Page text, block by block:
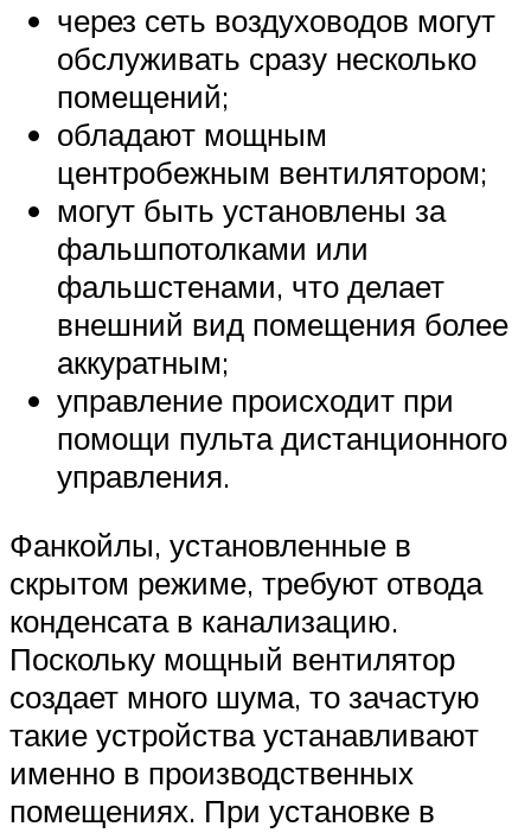
через сеть воздуховодов могут
обслуживать сразу несколько
помещений;
обладают мощным
центробежным вентилятором;
могут быть установлены за
фальшпотолками или
фальшстенами, что делает
внешний вид помещения более
аккуратным;
управление происходит при
помощи пульта дистанционного
управления.
Фанкойлы, установленные в
скрытом режиме, требуют отвода
конденсата в канализацию.
Поскольку мощный вентилятор
создает много шума, то зачастую
такие устройства устанавливают
именно в производственных
помещениях. При установке в